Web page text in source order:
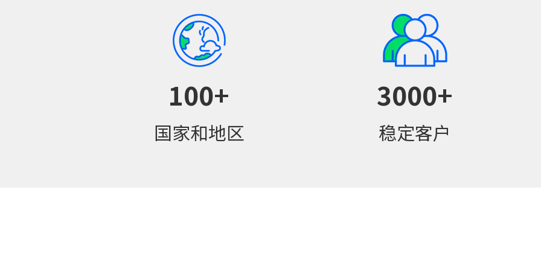
100+
国家和地区
3000+
稳定客户